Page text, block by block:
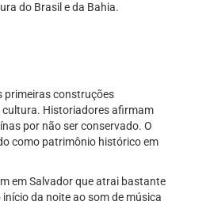
do Brasil e da Bahia.
primeiras construções
cultura. Historiadores afirmam
por não ser conservado. O
como patrimônio histórico em
em Salvador que atrai bastante
da noite ao som de música